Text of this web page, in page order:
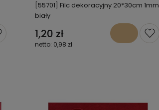
[55701] Filc dekoracyjny 20*30cm 1mm
biały
1,20 zł
0,98 zł